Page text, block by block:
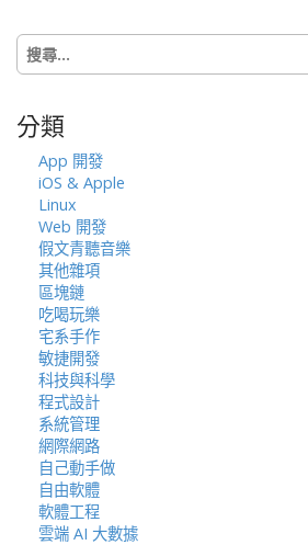
搜
尋
字:
分類
App 開發
iOS & Apple
Linux
Web 開發
假文青聽音樂
其他雜項
區塊鏈
吃喝玩樂
宅系手作
敏捷開發
科技與科學
程式設計
系統管理
網際網路
自己動手做
自由軟體
軟體工程
雲端 AI 大數據